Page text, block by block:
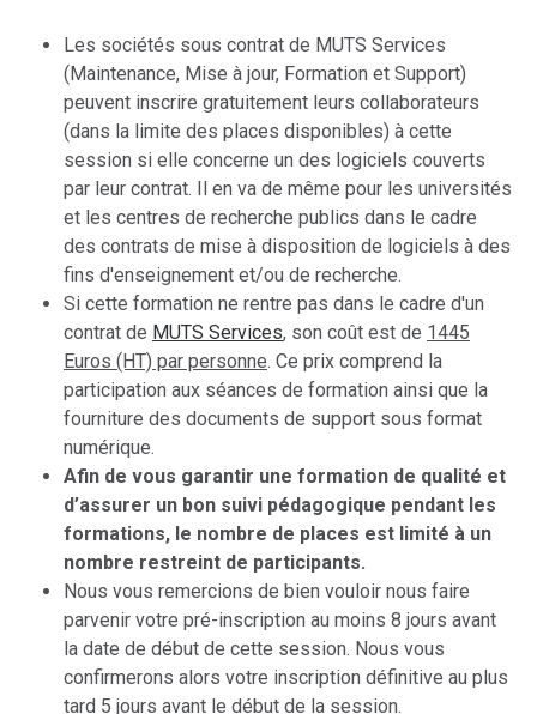
Les sociétés sous contrat de MUTS Services
(Maintenance, Mise à jour, Formation et Support)
peuvent inscrire gratuitement leurs collaborateurs
(dans la limite des places disponibles) à cette
session si elle concerne un des logiciels couverts
par leur contrat. Il en va de même pour les universités
et les centres de recherche publics dans le cadre
des contrats de mise à disposition de logiciels à des
fins d'enseignement et/ou de recherche.
Si cette formation ne rentre pas dans le cadre d'un
contrat de MUTS Services, son coût est de 1445
Euros (HT) par personne. Ce prix comprend la
participation aux séances de formation ainsi que la
fourniture des documents de support sous format
numérique.
Afin de vous garantir une formation de qualité et
d’assurer un bon suivi pédagogique pendant les
formations, le nombre de places est limité à un
nombre restreint de participants.
Nous vous remercions de bien vouloir nous faire
parvenir votre pré-inscription au moins 8 jours avant
la date de début de cette session. Nous vous
confirmerons alors votre inscription définitive au plus
tard 5 jours avant le début de la session.